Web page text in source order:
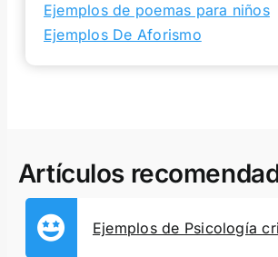
Ejemplos de poemas para niños
Ejemplos De Aforismo
Artículos
Ejemplos de Psicología